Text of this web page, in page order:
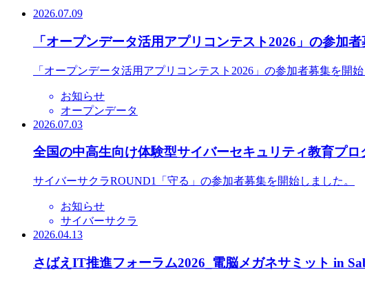
2026.07.09
「オープンデータ活用アプリコンテスト2026」の参加
「オープンデータ活用アプリコンテスト2026」の参加者募集を開始
お知らせ
オープンデータ
2026.07.03
全国の中高生向け体験型サイバーセキュリティ教育プ
サイバーサクラROUND1「守る」の参加者募集を開始しました。
お知らせ
サイバーサクラ
2026.04.13
さばえIT推進フォーラム2026_電脳メガネサミット in